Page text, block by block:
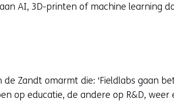
AI, 3D-printen of machine learning
Zandt omarmt die: ‘Fieldlabs gaan
op educatie, de andere op R&D, weer